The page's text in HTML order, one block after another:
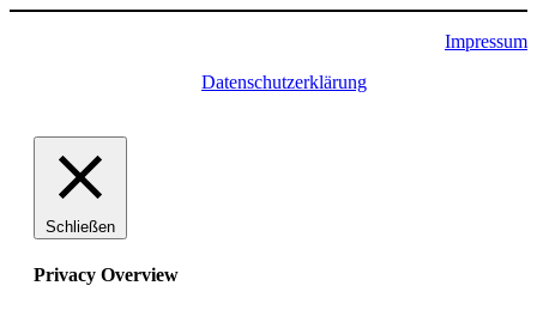
Impressum
Datenschutzerklärung
Schließen
Privacy Overview